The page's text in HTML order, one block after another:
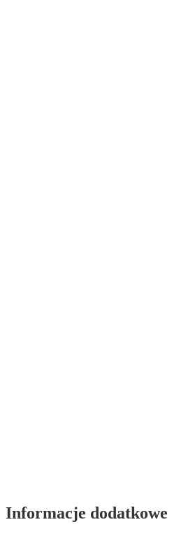
Informacje dodatkowe